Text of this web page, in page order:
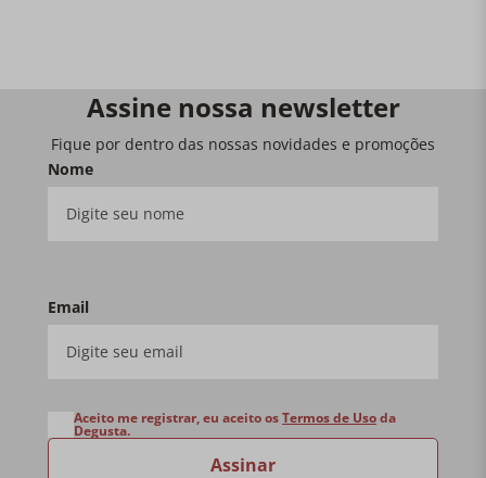
Assine nossa newsletter
Fique por dentro das nossas novidades e promoções
Nome
Email
Assinar
Aceito me registrar, eu aceito osTermos de Usoda
Degusta.